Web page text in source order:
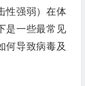
性强弱）在体
是一些最常见
何导致病毒及